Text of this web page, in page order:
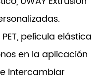
película elástica
en la aplicación
intercambiar